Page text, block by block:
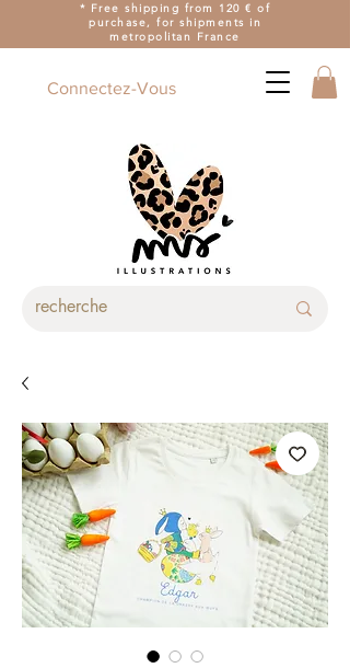
* Free shipping from 120 € of
purchase, for shipments in
metropolitan France
Connectez-Vous